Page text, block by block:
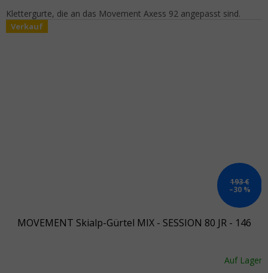
Klettergurte, die an das Movement Axess 92 angepasst sind.
Verkauf
193 €
–30 %
MOVEMENT Skialp-Gürtel MIX - SESSION 80 JR - 146
Auf Lager